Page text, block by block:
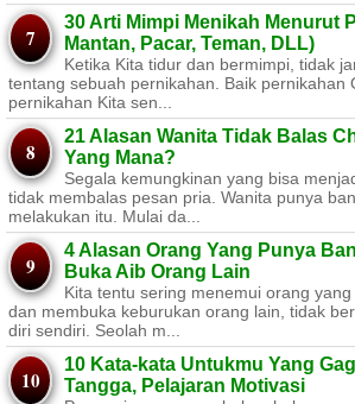
30 Arti Mimpi Menikah Menurut
Mantan, Pacar, Teman, DLL)
Ketika Kita tidur dan bermimpi, tidak
tentang sebuah pernikahan. Baik pernikahan
pernikahan Kita sen...
21 Alasan Wanita Tidak Balas
Yang Mana?
Segala kemungkinan yang bisa
tidak membalas pesan pria. Wanita punya
melakukan itu. Mulai da...
4 Alasan Orang Yang Punya
Buka Aib Orang Lain
Kita tentu sering menemui orang
dan membuka keburukan orang lain, tidak
diri sendiri. Seolah m...
10 Kata-kata Untukmu Yang
Tangga, Pelajaran Motivasi